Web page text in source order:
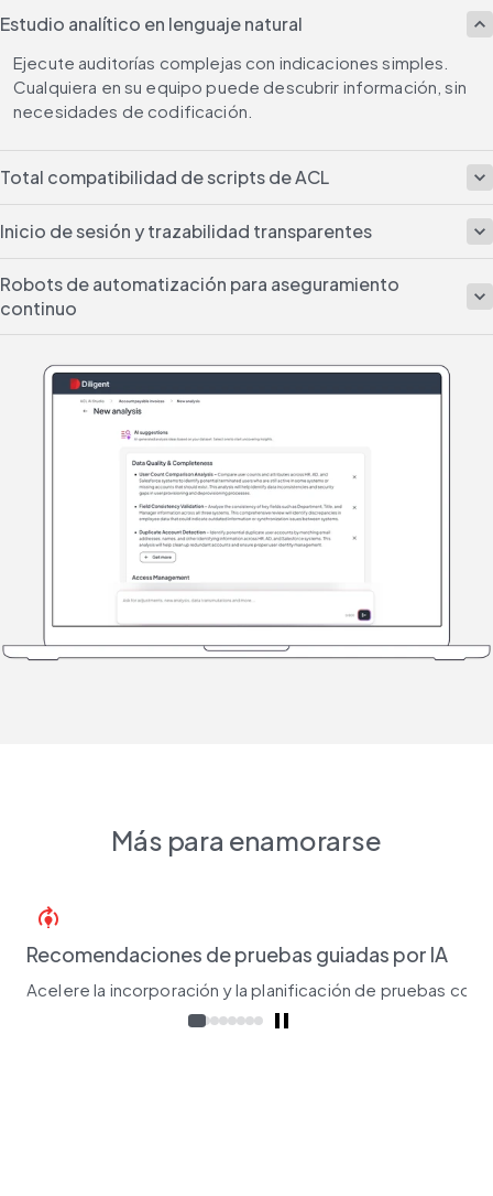
Estudio analítico en lenguaje natural
Ejecute auditorías complejas con indicaciones simples.
Cualquiera en su equipo puede descubrir información, sin
necesidades de codificación.
Total compatibilidad de scripts de ACL
Inicio de sesión y trazabilidad transparentes
Robots de automatización para aseguramiento
continuo
Más para enamorarse
model_training
Recomendaciones de pruebas guiadas por IA
Acelere la incorporación y la planificación de pruebas con